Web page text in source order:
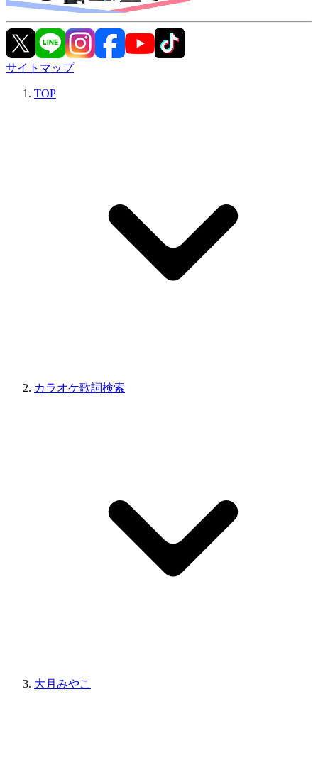
サイトマップ
TOP
カラオケ歌詞検索
大月みやこ